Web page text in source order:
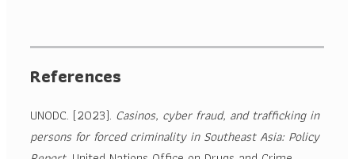
References
UNODC. (2023). Casinos, cyber fraud, and trafficking in
persons for forced criminality in Southeast Asia: Policy